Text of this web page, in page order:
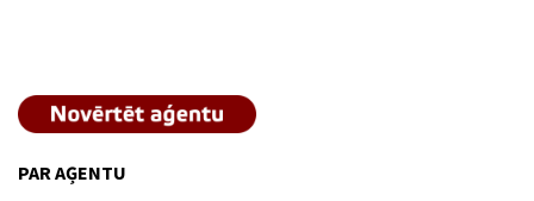
PAR AĢENTU